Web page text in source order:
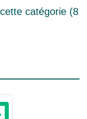
catégorie (8